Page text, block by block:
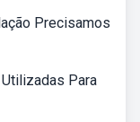
Precisamos
Para